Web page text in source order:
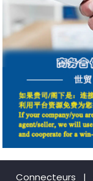
Connecteurs |